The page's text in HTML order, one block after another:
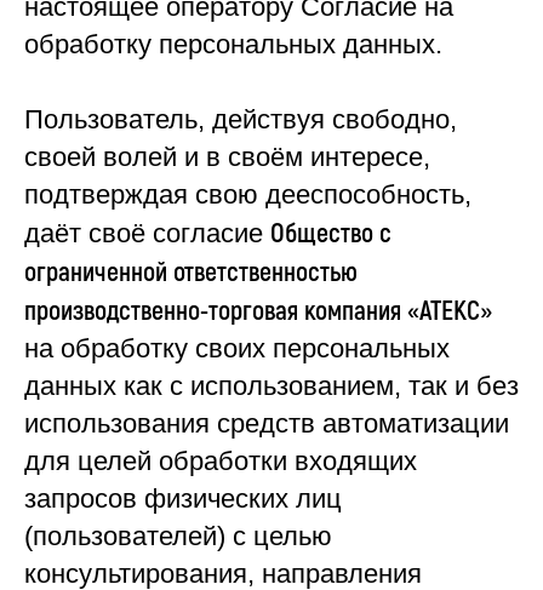
настоящее оператору Согласие на
обработку персональных данных.
Пользователь, действуя свободно,
своей волей и в своём интересе,
подтверждая свою дееспособность,
даёт своё согласие Общество с
ограниченной ответственностью
производственно-торговая компания «АТЕКС»
на обработку своих персональных
данных как с использованием, так и без
использования средств автоматизации
для целей обработки входящих
запросов физических лиц
(пользователей) с целью
консультирования, направления